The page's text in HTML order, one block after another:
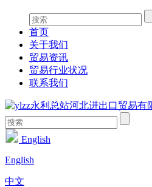
首页
关于我们
贸易资讯
贸易行业状况
联系我们
English
English
中文